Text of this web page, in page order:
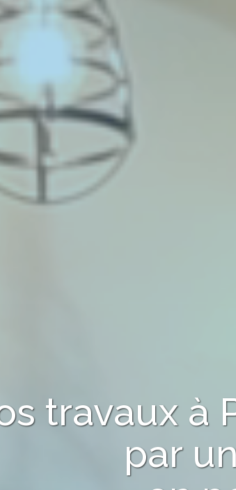
travaux à
par